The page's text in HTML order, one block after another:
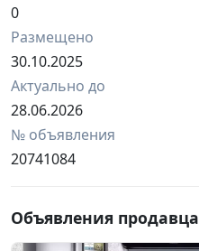
0
Размещено
30.10.2025
Актуально до
28.06.2026
№ объявления
20741084
Объявления продавца